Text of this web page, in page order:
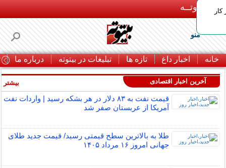
بـیتوتــه
منو
خانه اخبار داغ تازه ها تبلیغات در بیتوته درباره ما
آخرین اخبار اقتصادی
قیمت نفت به ۸۳ دلار در هر بشکه رسید | واردات نفت
آمریکا از عربستان صفر شد
طلا به بالاترین سطح قیمتی رسید/ قیمت جدید طلای
جهانی امروز ۱۶ مرداد ۱۴۰۵
بیشتر